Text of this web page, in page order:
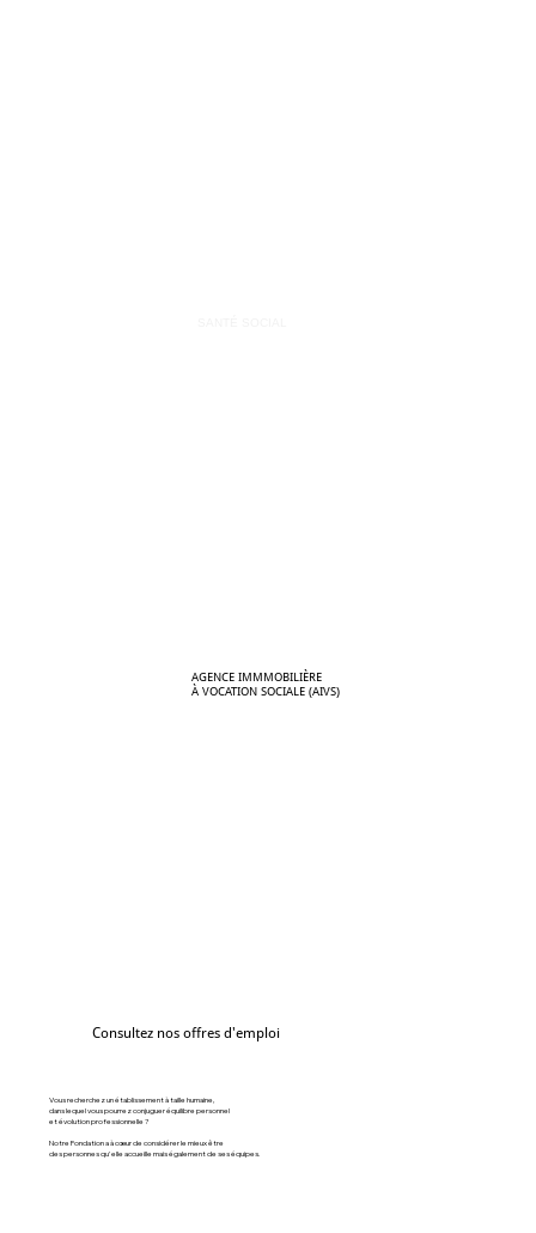
AGENCE IMMMOBILIÈRE
À VOCATION SOCIALE (AIVS)
Consultez nos offres d'emploi
Vous recherchez un établissement à taille humaine,
dans lequel vous pourrez conjuguer équilibre personnel
et évolution professionnelle ?
Notre Fondation a à cœur de considérer le mieux être
des personnes qu'elle accueille mais également de ses équipes.